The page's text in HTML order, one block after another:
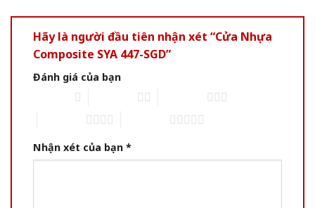
Hãy là người đầu tiên nhận xét “Cửa Nhựa
Composite SYA 447-SGD”
Đánh giá của bạn
Nhận xét của bạn *